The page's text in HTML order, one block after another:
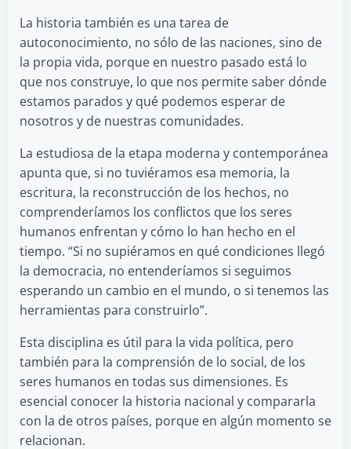
La historia también es una tarea de
autoconocimiento, no sólo de las naciones, sino de
la propia vida, porque en nuestro pasado está lo
que nos construye, lo que nos permite saber dónde
estamos parados y qué podemos esperar de
nosotros y de nuestras comunidades.
La estudiosa de la etapa moderna y contemporánea
apunta que, si no tuviéramos esa memoria, la
escritura, la reconstrucción de los hechos, no
comprenderíamos los conflictos que los seres
humanos enfrentan y cómo lo han hecho en el
tiempo. “Si no supiéramos en qué condiciones llegó
la democracia, no entenderíamos si seguimos
esperando un cambio en el mundo, o si tenemos las
herramientas para construirlo”.
Esta disciplina es útil para la vida política, pero
también para la comprensión de lo social, de los
seres humanos en todas sus dimensiones. Es
esencial conocer la historia nacional y compararla
con la de otros países, porque en algún momento se
relacionan.